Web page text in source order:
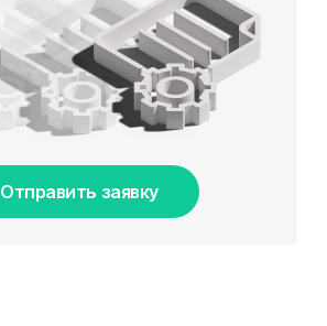
Отправить заявку